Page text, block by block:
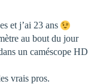
et j’ai 23 ans
au bout du jour
un caméscope HD
vrais pros.